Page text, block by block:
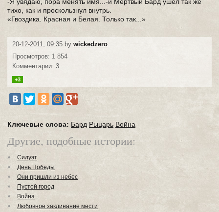
тихо, как и проскользнул внутрь.
«Гвоздика. Красная и Белая. Только так...»
20-12-2011, 09:35 by wickedzero
Просмотров: 1 854
Комментарии: 3
+3
Ключевые слова: Бард Рыцарь Война
Другие, подобные истории:
Силуэт
День Победы
Они пришли из небес
Пустой город
Война
Любовное заклинание мести